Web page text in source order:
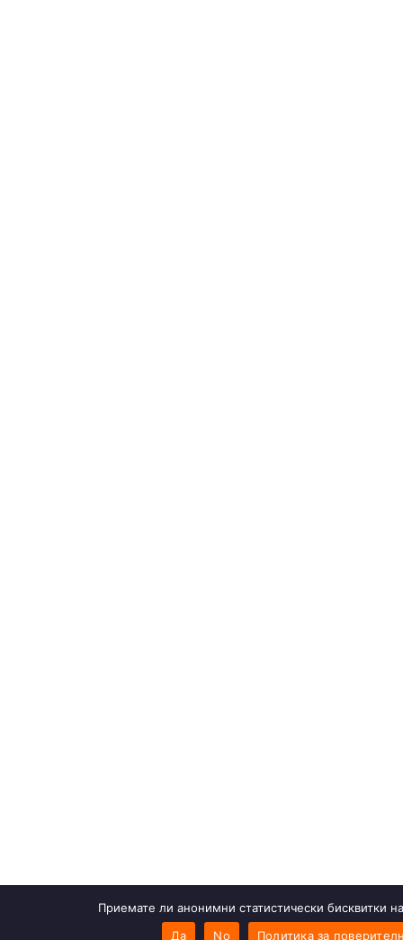
Приемате ли анонимни статистически бисквитки
Да
No Политика за